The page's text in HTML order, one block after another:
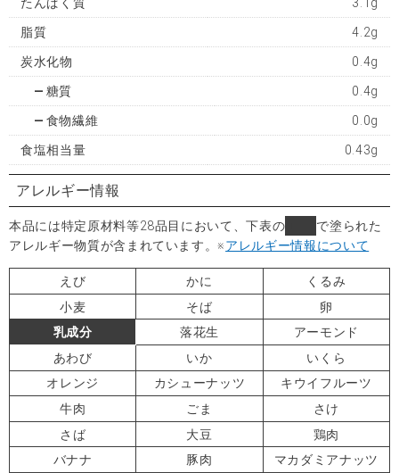
たんぱく質 3.1g
脂質 4.2g
炭水化物 0.4g
糖質 0.4g
食物繊維 0.0g
食塩相当量 0.43g
アレルギー情報
本品には特定原材料等28品目において、下表の
で塗られた
アレルギー物質が含まれています。※アレルギー情報について
えび かに
くるみ
小麦
そば
卵
乳成分
落花生
アーモンド
あわび
いか
いくら
オレンジ
カシューナッツ
キウイフルーツ
牛肉
ごま
さけ
さば
大豆
鶏肉
バナナ
豚肉
マカダミアナッツ